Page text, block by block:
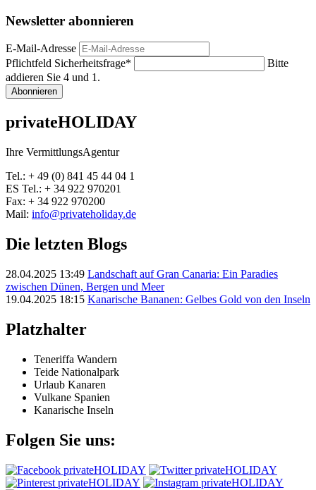
Newsletter abonnieren
E-Mail-Adresse
Pflichtfeld Sicherheitsfrage*
Bitte
addieren Sie 4 und 1.
Abonnieren
privateHOLIDAY
Ihre VermittlungsAgentur
Tel.: + 49 (0) 841 45 44 04 1
ES Tel.: + 34 922 970201
Fax: + 34 922 970200
Mail: info@privateholiday.de
Die letzten Blogs
28.04.2025 13:49 Landschaft auf Gran Canaria: Ein Paradies
zwischen Dünen, Bergen und Meer
19.04.2025 18:15 Kanarische Bananen: Gelbes Gold von den Inseln
Platzhalter
Teneriffa Wandern
Teide Nationalpark
Urlaub Kanaren
Vulkane Spanien
Kanarische Inseln
Folgen Sie uns: